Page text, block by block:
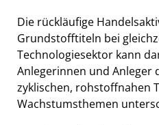
Die rückläufige
Grundstofftiteln bei
Technologiesektor kann
Anlegerinnen und Anleger
zyklischen, rohstoffnahen
Wachstumsthemen